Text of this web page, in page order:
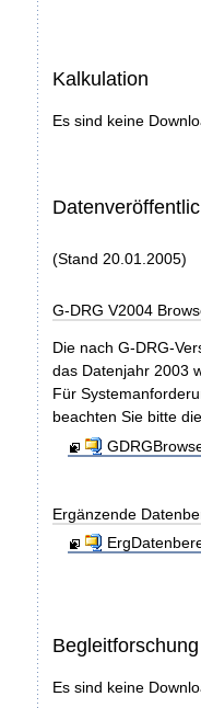
Kalkulation
Es sind keine
(Stand 20.01.2005)
G-DRG V2004
Die nach G-DRG-
das Datenjahr 2003
Für
beachten Sie bitte
Ergänzende
Begleitforschung
Es sind keine